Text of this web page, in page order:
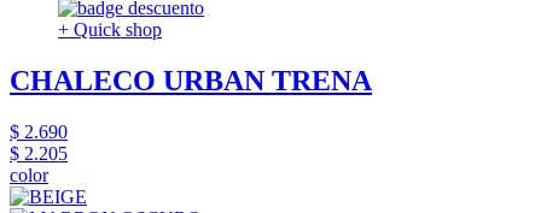
+ Quick shop
CHALECO URBAN TRENA
$ 2.690
$ 2.205
color